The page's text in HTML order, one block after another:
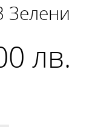
Зелени
лв.